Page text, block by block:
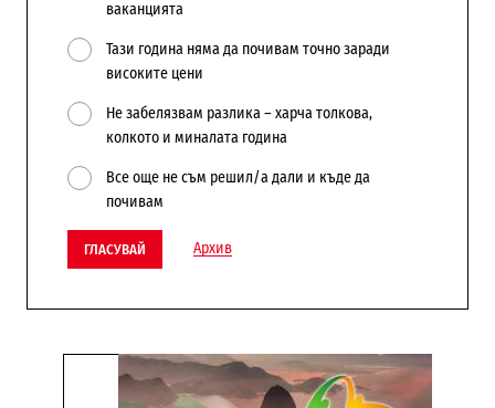
ваканцията
Тази година няма да почивам точно заради
високите цени
Не забелязвам разлика – харча толкова,
колкото и миналата година
Все още не съм решил/а дали и къде да
почивам
ГЛАСУВАЙ Архив